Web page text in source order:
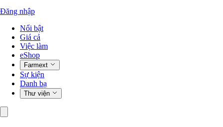
Đăng nhập
Nổi bật
Giá cả
Việc làm
eShop
Farmext
Sự kiện
Danh bạ
Thư viện